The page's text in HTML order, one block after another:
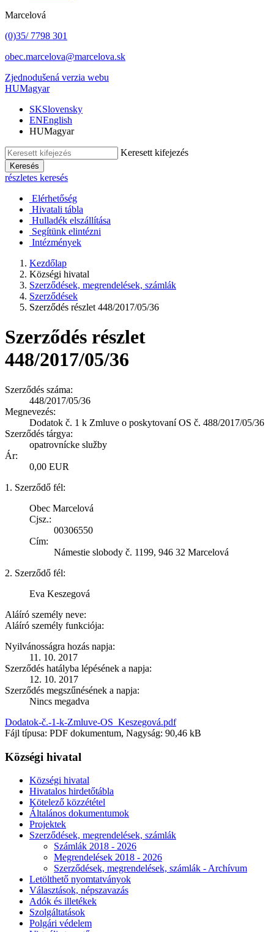
Marcelová
(0)35/ 7798 301
obec.marcelova@marcelova.sk
Zjednodušená verzia webu
HUMagyar
SKSlovensky
ENEnglish
HUMagyar
Keresett kifejezés
Keresés
részletes keresés
Elérhetőség
Hivatali tábla
Hulladék elszállítása
Segítünk elintézni
Intézmények
Kezdőlap
Községi hivatal
Szerződések, megrendelések, számlák
Szerződések
Szerződés részlet 448/2017/05/36
Szerződés részlet
448/2017/05/36
Szerződés száma:
448/2017/05/36
Megnevezés:
Dodatok č. 1 k Zmluve o poskytovaní OS č. 488/2017/05/36
Szerződés tárgya:
opatrovnícke služby
Ár:
0,00 EUR
1. Szerződő fél:
Obec Marcelová
Cjsz.:
00306550
Cím:
Námestie slobody č. 1199, 946 32 Marcelová
2. Szerződő fél:
Eva Keszegová
Aláíró személy neve:
Aláíró személy funkciója:
Nyilvánosságra hozás napja:
11. 10. 2017
Szerződés hatályba lépésének a napja:
12. 10. 2017
Szerződés megszűnésének a napja:
Nincs megadva
Dodatok-č.-1-k-Zmluve-OS_Keszegová.pdf
Fájl típusa: PDF dokumentum, Nagyság: 90,46 kB
Községi hivatal
Községi hivatal
Hivatalos hirdetőtábla
Kötelező közzététel
Általános dokumentumok
Projektek
Szerződések, megrendelések, számlák
Számlák 2018 - 2026
Megrendelések 2018 - 2026
Szerződések, megrendelések, számlák - Archívum
Letölthető nyomtatványok
Választások, népszavazás
Adók és illetékek
Szolgáltatások
Polgári védelem